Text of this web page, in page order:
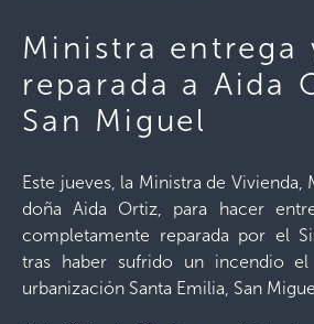
Ministra entrega
reparada a Aida
San Miguel
Este jueves, la Ministra de Vivienda,
doña Aida Ortiz, para hacer
completamente reparada por el
tras haber sufrido un incendio
urbanización Santa Emilia, San